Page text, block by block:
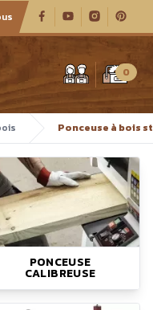
0
Ponceuse à bois
PONCEUSE
CALIBREUSE